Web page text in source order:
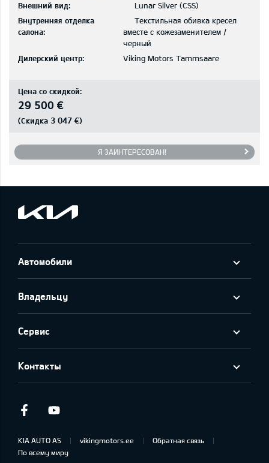
Внешний вид:
Lunar Silver (CSS)
Внутренняя отделка
салона:
Текстильная обивка кресел
вместе с кожезаменителем /
черный
Дилерский центр:
Viking Motors Tammsaare
Цена со скидкой:
29 500 €
(Скидка 3 047 €)
Я ЗАИНТЕРЕСОВАН!
Автомобили
Владельцу
Сервис
Контакты
Facebook
KIA AUTO AS vikingmotors.ee
Обратная связь
По всему миру